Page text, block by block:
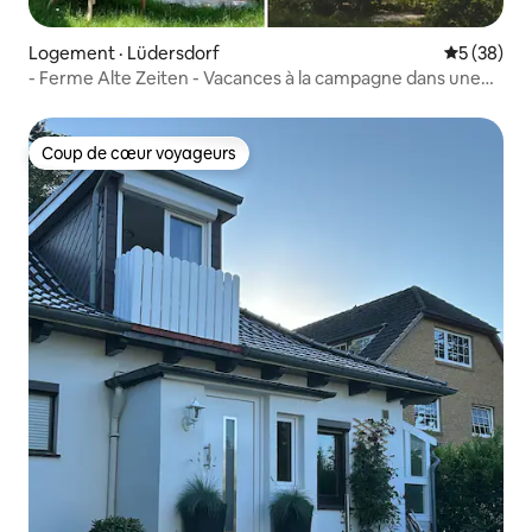
Logement · Lüdersdorf Note
5 (38)
- Ferme Alte Zeiten - Vacances à la campagne dans une
Coup de cœur voyageurs
Coup de cœur voyageurs